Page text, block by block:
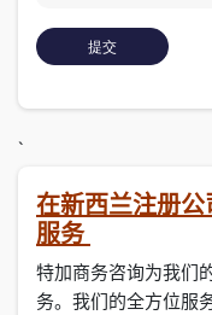
`
在新西兰注册
服务
特加商务咨询为我们
务。我们的全方位服